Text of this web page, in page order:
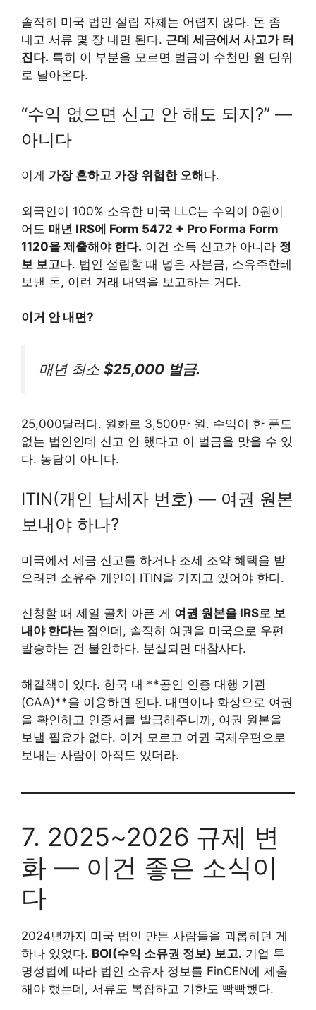
솔직히 미국 법인 설립 자체는 어렵지 않다. 돈 좀
내고 서류 몇 장 내면 된다. 근데 세금에서 사고가 터
진다. 특히 이 부분을 모르면 벌금이 수천만 원 단위
로 날아온다.
“수익 없으면 신고 안 해도 되지?” —
아니다
이게 가장 흔하고 가장 위험한 오해 다.
외국인이 100% 소유한 미국 LLC는 수익이 0원이
어도 매년 IRS에 Form 5472 + Pro Forma Form
1120을 제출해야 한다. 이건 소득 신고가 아니라 정
보 보고다. 법인 설립할 때 넣은 자본금, 소유주한테
보낸 돈, 이런 거래 내역을 보고하는 거다.
이거 안 내면?
매년 최소 $25,000 벌금.
25,000달러다. 원화로 3,500만 원. 수익이 한 푼도
없는 법인인데 신고 안 했다고 이 벌금을 맞을 수 있
다. 농담이 아니다.
ITIN(개인 납세자 번호) — 여권 원본
보내야 하나?
미국에서 세금 신고를 하거나 조세 조약 혜택을 받
으려면 소유주 개인이 ITIN을 가지고 있어야 한다.
신청할 때 제일 골치 아픈 게 여권 원본을 IRS로 보
내야 한다는 점 인데, 솔직히 여권을 미국으로 우편
발송하는 건 불안하다. 분실되면 대참사다.
해결책이 있다. 한국 내 **공인 인증 대행 기관
(CAA)**을 이용하면 된다. 대면이나 화상으로 여권
을 확인하고 인증서를 발급해주니까, 여권 원본을
보낼 필요가 없다. 이거 모르고 여권 국제우편으로
보내는 사람이 아직도 있더라.
7. 2025~2026 규제 변
화 — 이건 좋은 소식이
다
2024년까지 미국 법인 만든 사람들을 괴롭히던 게
하나 있었다. BOI(수익 소유권 정보) 보고. 기업 투
명성법에 따라 법인 소유자 정보를 FinCEN에 제출
해야 했는데, 서류도 복잡하고 기한도 빡빡했다.